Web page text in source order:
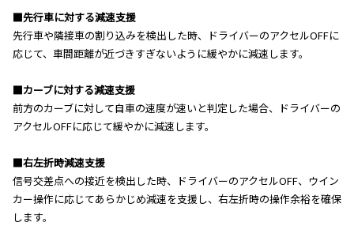
■先行車に対する減速支援
先行車や隣接車の割り込みを検出した時、ドライバーのアクセルOFFに
応じて、車間距離が近づきすぎないように緩やかに減速します。
■カーブに対する減速支援
前方のカーブに対して自車の速度が速いと判定した場合、ドライバーの
アクセルOFFに応じて緩やかに減速します。
■右左折時減速支援
信号交差点への接近を検出した時、ドライバーのアクセルOFF、ウイン
カー操作に応じてあらかじめ減速を支援し、右左折時の操作余裕を確保
します。